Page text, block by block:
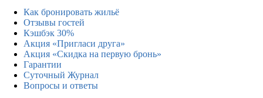
Как бронировать жильё
Отзывы гостей
Кэшбэк 30%
Акция «Пригласи друга»
Акция «Скидка на первую бронь»
Гарантии
Суточный Журнал
Вопросы и ответы